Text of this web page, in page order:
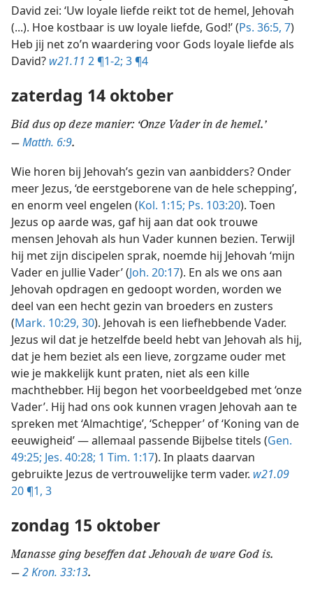
David zei: ‘Uw loyale liefde reikt tot de hemel, Jehovah
(...). Hoe kostbaar is uw loyale liefde, God!’ (Ps. 36:5, 7)
Heb jij net zo’n waardering voor Gods loyale liefde als
David? w21.11 2 ¶1-2; 3 ¶4
zaterdag 14 oktober
Bid dus op deze manier: ‘Onze Vader in de hemel.’
— Matth. 6:9.
Wie horen bij Jehovah’s gezin van aanbidders? Onder
meer Jezus, ‘de eerstgeborene van de hele schepping’,
en enorm veel engelen (Kol. 1:15; Ps. 103:20). Toen
Jezus op aarde was, gaf hij aan dat ook trouwe
mensen Jehovah als hun Vader kunnen bezien. Terwijl
hij met zijn discipelen sprak, noemde hij Jehovah ‘mijn
Vader en jullie Vader’ (Joh. 20:17). En als we ons aan
Jehovah opdragen en gedoopt worden, worden we
deel van een hecht gezin van broeders en zusters
(Mark. 10:29, 30). Jehovah is een liefhebbende Vader.
Jezus wil dat je hetzelfde beeld hebt van Jehovah als hij,
dat je hem beziet als een lieve, zorgzame ouder met
wie je makkelijk kunt praten, niet als een kille
machthebber. Hij begon het voorbeeldgebed met ‘onze
Vader’. Hij had ons ook kunnen vragen Jehovah aan te
spreken met ‘Almachtige’, ‘Schepper’ of ‘Koning van de
eeuwigheid’ — allemaal passende Bijbelse titels (Gen.
49:25; Jes. 40:28; 1 Tim. 1:17). In plaats daarvan
gebruikte Jezus de vertrouwelijke term vader. w21.09
20 ¶1, 3
zondag 15 oktober
Manasse ging beseffen dat Jehovah de ware God is.
— 2 Kron. 33:13.